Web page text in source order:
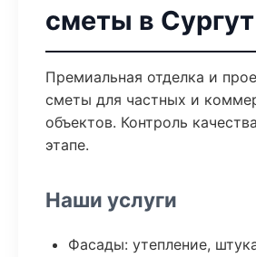
сметы в Сургут
Премиальная отделка и
сметы для частных и
объектов. Контроль
этапе.
Наши услуги
Фасады: утепление,